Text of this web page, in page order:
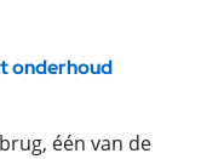
onderhoud
één van de